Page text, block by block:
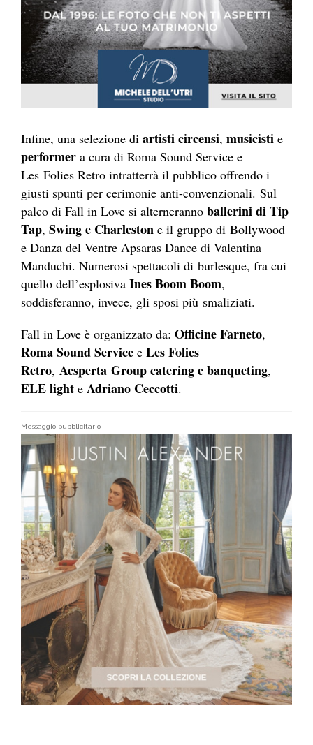
Infine, una selezione di artisti circensi, musicisti e
performer a cura di Roma Sound Service e
Les Folies Retro intratterrà il pubblico offrendo i
giusti spunti per cerimonie anti-convenzionali. Sul
palco di Fall in Love si alterneranno ballerini di Tip
Tap, Swing e Charleston e il gruppo di Bollywood
e Danza del Ventre Apsaras Dance di Valentina
Manduchi. Numerosi spettacoli di burlesque, fra cui
quello dell’esplosiva Ines Boom Boom,
soddisferanno, invece, gli sposi più smaliziati.
Fall in Love è organizzato da: Officine Farneto,
Roma Sound Service e Les Folies
Retro, Aesperta Group catering e banqueting,
ELE light e Adriano Ceccotti.
Messaggio pubblicitario